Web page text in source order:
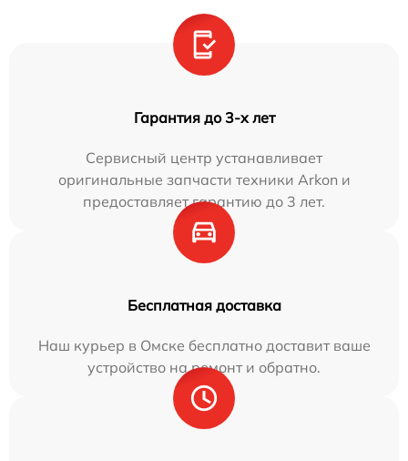
Гарантия до 3-х лет
Сервисный центр устанавливает
оригинальные запчасти техники Arkon и
предоставляет гарантию до 3 лет.
Бесплатная доставка
Наш курьер в Омске бесплатно доставит ваше
устройство на ремонт и обратно.